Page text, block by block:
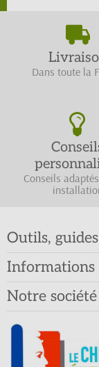
Dans toute la
Conseils
Outils,
Informations
Notre société